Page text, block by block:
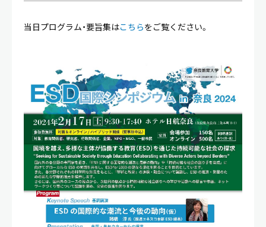
当日プログラム・要旨集はこちらをご覧ください。